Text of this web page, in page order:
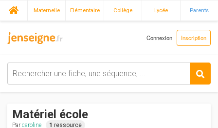
Maternelle Elémentaire Collège Lycée Parents
Connexion Inscription
Matériel école
Par caroline 1 ressource